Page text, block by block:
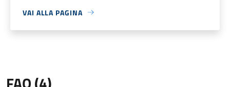
VAI ALLA PAGINA